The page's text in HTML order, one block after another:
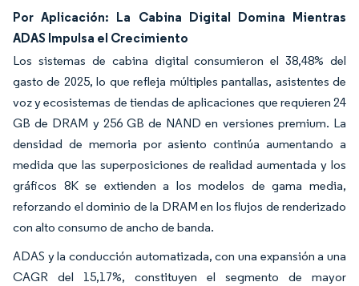
Por Aplicación: La Cabina Digital Domina Mientras
ADAS Impulsa el Crecimiento
Los sistemas de cabina digital consumieron el 38,48% del
gasto de 2025, lo que refleja múltiples pantallas, asistentes de
voz y ecosistemas de tiendas de aplicaciones que requieren 24
GB de DRAM y 256 GB de NAND en versiones premium. La
densidad de memoria por asiento continúa aumentando a
medida que las superposiciones de realidad aumentada y los
gráficos 8K se extienden a los modelos de gama media,
reforzando el dominio de la DRAM en los flujos de renderizado
con alto consumo de ancho de banda.
ADAS y la conducción automatizada, con una expansión a una
CAGR del 15,17%, constituyen el segmento de mayor